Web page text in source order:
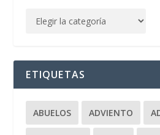
ETIQUETAS
ABUELOS ADVIENTO